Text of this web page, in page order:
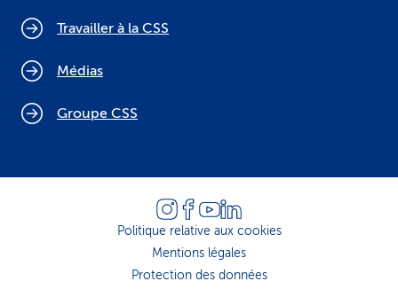
Travailler à la CSS
Médias
Groupe CSS
Politique relative aux cookies
Mentions légales
Protection des données